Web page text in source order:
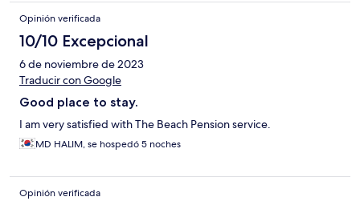
Opinión verificada
10/10 Excepcional
6 de noviembre de 2023
Traducir con Google
Good place to stay.
I am very satisfied with The Beach Pension service.
MD HALIM, se hospedó 5 noches
Opinión verificada